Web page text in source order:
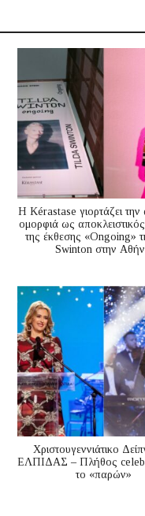
Η Kérastase γιορτάζει την
ομορφιά ως
της έκθεσης «Ongoing»
Swinton στην
Χριστουγεννιάτικο
ΕΛΠΙΔΑΣ – Πλήθος
το «παρών»